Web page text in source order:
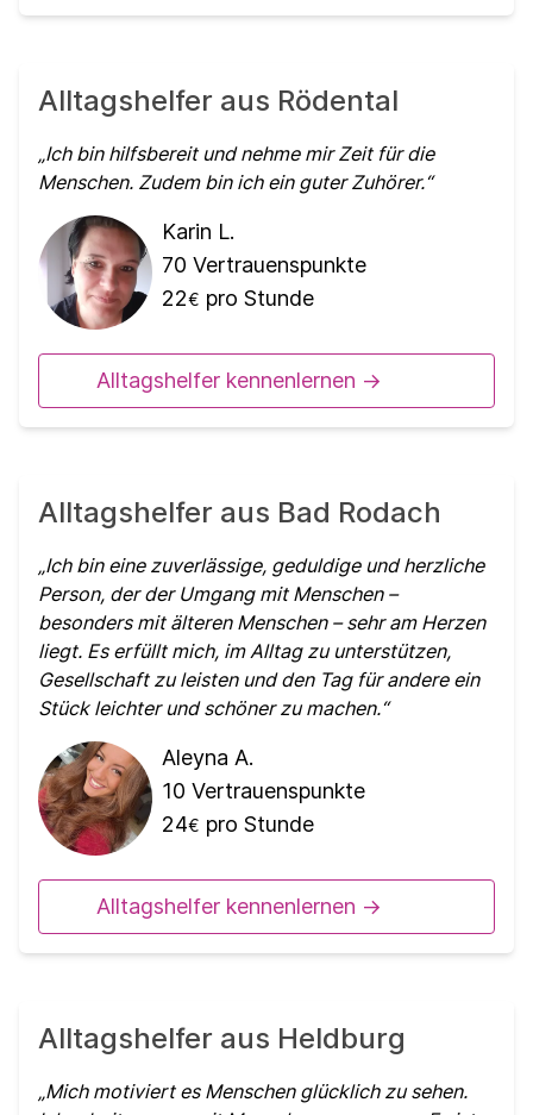
Alltagshelfer aus Rödental
Ich bin hilfsbereit und nehme mir Zeit für die
Menschen. Zudem bin ich ein guter Zuhörer.
Karin L.
70 Vertrauenspunkte
22€ pro Stunde
Alltagshelfer kennenlernen ->
Alltagshelfer aus Bad Rodach
Ich bin eine zuverlässige, geduldige und herzliche
Person, der der Umgang mit Menschen –
besonders mit älteren Menschen – sehr am Herzen
liegt. Es erfüllt mich, im Alltag zu unterstützen,
Gesellschaft zu leisten und den Tag für andere ein
Stück leichter und schöner zu machen.
Aleyna A.
10 Vertrauenspunkte
24€ pro Stunde
Alltagshelfer kennenlernen ->
Alltagshelfer aus Heldburg
Mich motiviert es Menschen glücklich zu sehen.